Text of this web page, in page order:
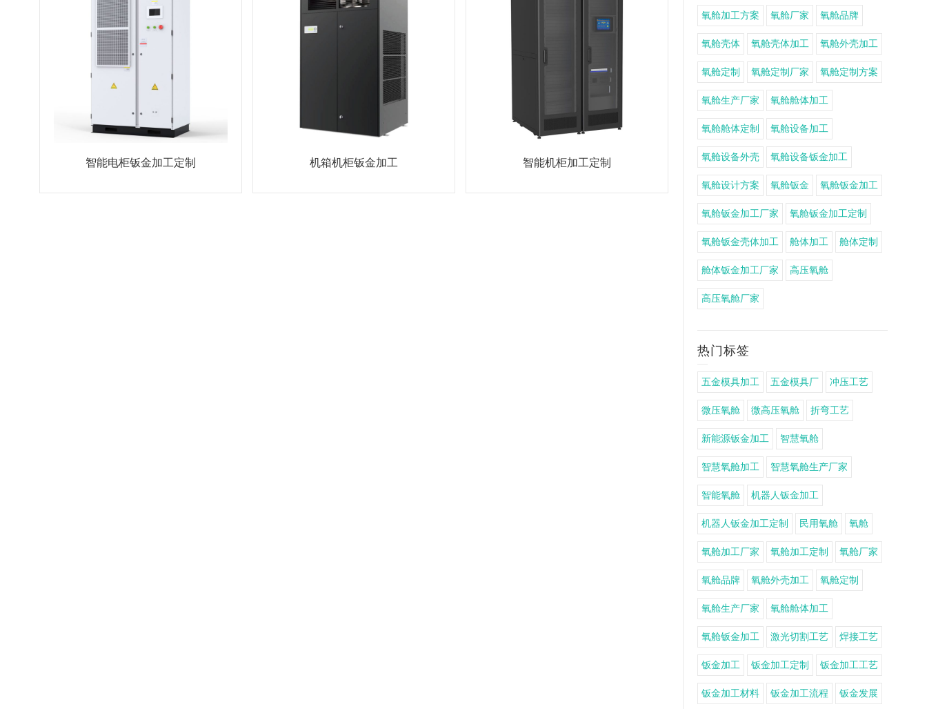
智能电柜钣金加工定制 机箱机柜钣金加工 智能机柜加工定制 储能电池柜加工定制
氧舱加工方案 氧舱厂家 氧舱品牌
氧舱壳体 氧舱壳体加工 氧舱外壳加工
氧舱定制 氧舱定制厂家 氧舱定制方案
氧舱生产厂家 氧舱舱体加工
氧舱舱体定制 氧舱设备加工
氧舱设备外壳 氧舱设备钣金加工
氧舱设计方案 氧舱钣金 氧舱钣金加工
氧舱钣金加工厂家 氧舱钣金加工定制
氧舱钣金壳体加工 舱体加工 舱体定制
舱体钣金加工厂家 高压氧舱
高压氧舱厂家
热门标签
五金模具加工 五金模具厂 冲压工艺
微压氧舱 微高压氧舱 折弯工艺
新能源钣金加工 智慧氧舱
智慧氧舱加工 智慧氧舱生产厂家
智能氧舱 机器人钣金加工
机器人钣金加工定制 民用氧舱 氧舱
氧舱加工厂家 氧舱加工定制 氧舱厂家
氧舱品牌 氧舱外壳加工 氧舱定制
氧舱生产厂家 氧舱舱体加工
氧舱钣金加工 激光切割工艺 焊接工艺
钣金加工 钣金加工定制 钣金加工工艺
钣金加工材料 钣金加工流程 钣金发展